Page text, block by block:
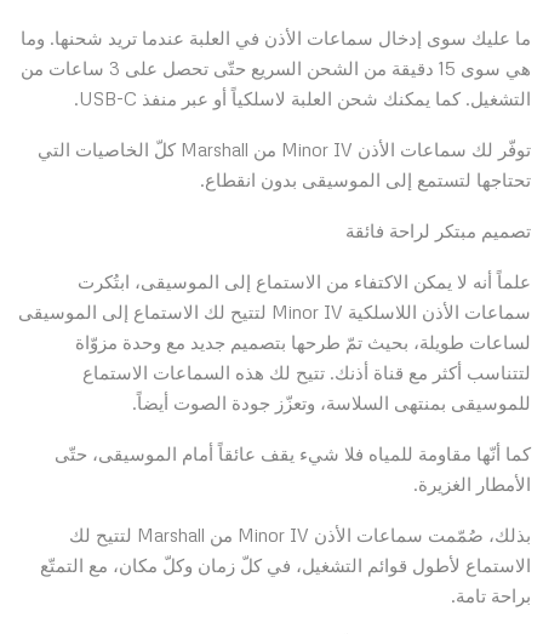
ما عليك سوى إدخال سماعات الأذن في العلبة عندما تريد شحنها. وما
هي سوى 15 دقيقة من الشحن السريع حتّى تحصل على 3 ساعات من
التشغيل. كما يمكنك شحن العلبة لاسلكياً أو عبر منفذ USB-C.
توفّر لك سماعات الأذن Minor IV من Marshall كلّ الخاصيات التي
تحتاجها لتستمع إلى الموسيقى بدون انقطاع.
تصميم مبتكر لراحة فائقة
علماً أنه لا يمكن الاكتفاء من الاستماع إلى الموسيقى، ابتُكرت
سماعات الأذن اللاسلكية Minor IV لتتيح لك الاستماع إلى الموسيقى
لساعات طويلة، بحيث تمّ طرحها بتصميم جديد مع وحدة مزوّاة
لتتناسب أكثر مع قناة أذنك. تتيح لك هذه السماعات الاستماع
للموسيقى بمنتهى السلاسة، وتعزّز جودة الصوت أيضاً.
كما أنّها مقاومة للمياه فلا شيء يقف عائقاً أمام الموسيقى، حتّى
الأمطار الغزيرة.
بذلك، صُمّمت سماعات الأذن Minor IV من Marshall لتتيح لك
الاستماع لأطول قوائم التشغيل، في كلّ زمان وكلّ مكان، مع التمتّع
براحة تامة.